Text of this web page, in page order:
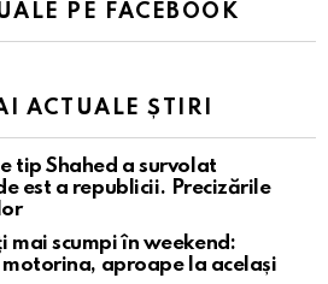
PE FACEBOOK
ACTUALE ȘTIRI
tip Shahed a survolat
est a republicii. Precizările
mai scumpi în weekend:
motorina, aproape la același